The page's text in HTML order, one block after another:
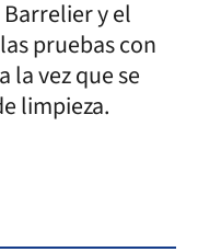
y el
pruebas con
vez que se
limpieza.